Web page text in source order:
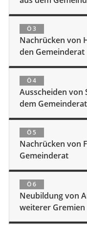
Ö 3
Nachrücken von
den Gemeinderat
Ö 4
Ausscheiden von
dem Gemeinderat
Ö 5
Nachrücken von
Gemeinderat
Ö 6
Neubildung von
weiterer Gremien